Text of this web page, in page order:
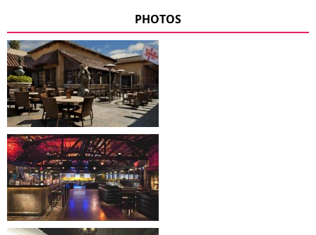
PHOTOS